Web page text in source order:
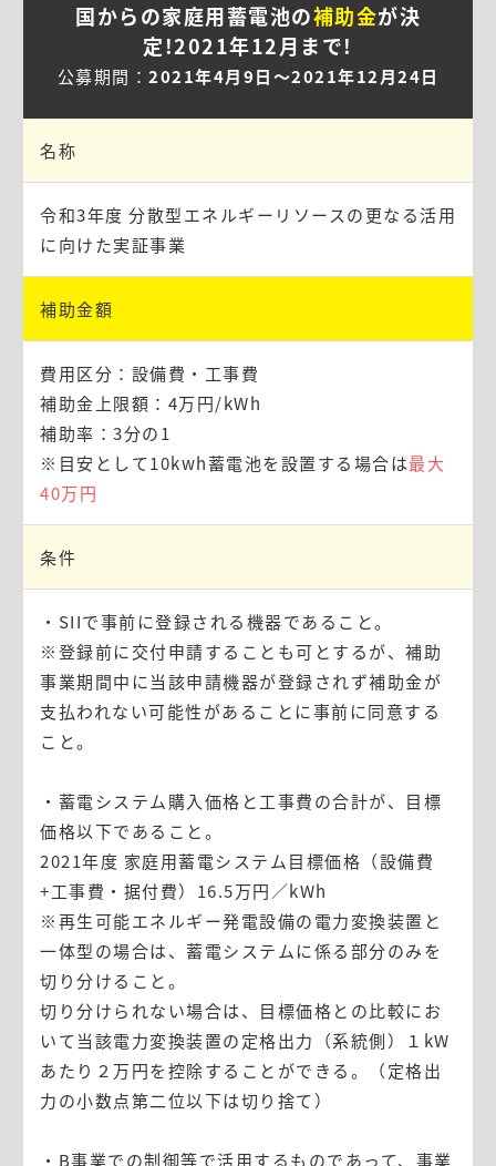
国からの家庭用蓄電池の補助金が決
定!2021年12月まで!
公募期間： 2021年4月9日〜2021年12月24日
名称
令和3年度 分散型エネルギーリソースの更なる活用
に向けた実証事業
補助金額
費用区分：設備費・工事費
補助金上限額：4万円/kWh
補助率：3分の1
※目安として10kwh蓄電池を設置する場合は最大
40万円
条件
・SIIで事前に登録される機器であること。
※登録前に交付申請することも可とするが、補助
事業期間中に当該申請機器が登録されず補助金が
支払われない可能性があることに事前に同意する
こと。
・蓄電システム購入価格と工事費の合計が、目標
価格以下であること。
2021年度 家庭用蓄電システム目標価格（設備費
+工事費・据付費）16.5万円／kWh
※再生可能エネルギー発電設備の電力変換装置と
一体型の場合は、蓄電システムに係る部分のみを
切り分けること。
切り分けられない場合は、目標価格との比較にお
いて当該電力変換装置の定格出力（系統側）１kW
あたり２万円を控除することができる。（定格出
力の小数点第二位以下は切り捨て）
・B事業での制御等で活用するものであって、事業